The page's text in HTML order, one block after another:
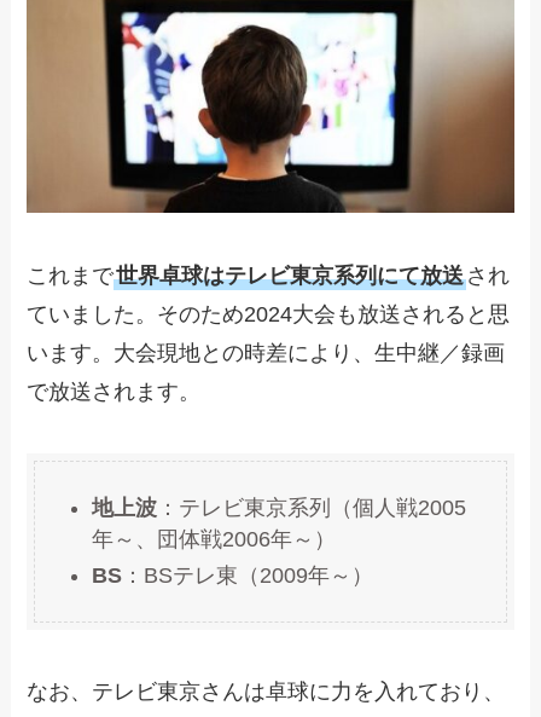
これまで世界卓球はテレビ東京系列にて放送され
ていました。そのため2024大会も放送されると思
います。大会現地との時差により、生中継／録画
で放送されます。
地上波 ：テレビ東京系列（個人戦2005
年～、団体戦2006年～）
BS ：BSテレ東（2009年～）
なお、テレビ東京さんは卓球に力を入れており、